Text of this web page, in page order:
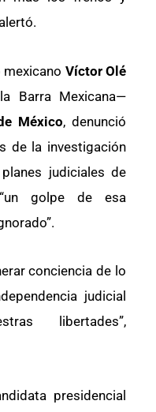
Víctor Olé
Barra Mexicana—
México, denunció
de la investigación
judiciales de
golpe de esa
conciencia de lo
judicial
libertades”,
presidencial